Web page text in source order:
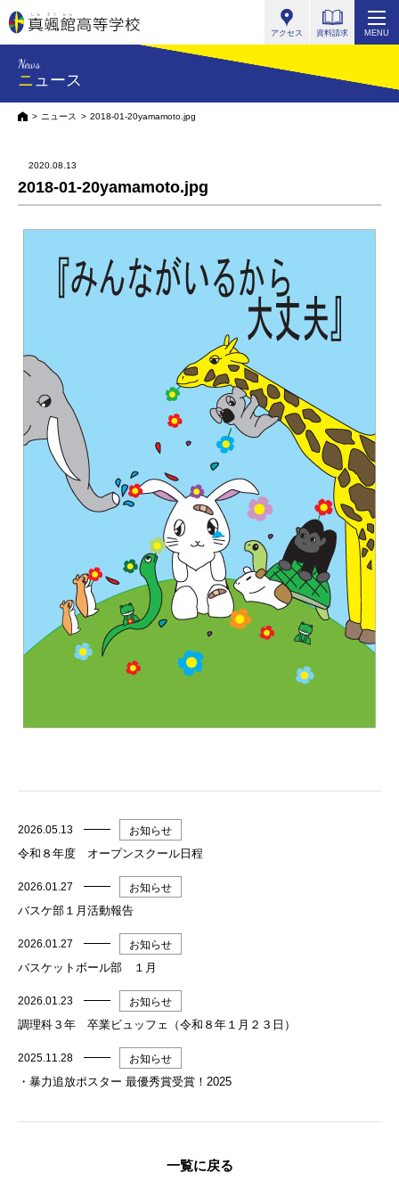
アクセス 資料請求 MENU
News
ニュース
HOMEニュース 2018-01-20yamamoto.jpg
2020.08.13
2018-01-20yamamoto.jpg
2026.05.13 お知らせ
令和８年度 オープンスクール日程
2026.01.27 お知らせ
バスケ部１月活動報告
2026.01.27 お知らせ
バスケットボール部 １月
2026.01.23 お知らせ
調理科３年 卒業ビュッフェ（令和８年１月２３日）
2025.11.28 お知らせ
・暴力追放ポスター 最優秀賞受賞！2025
一覧に戻る